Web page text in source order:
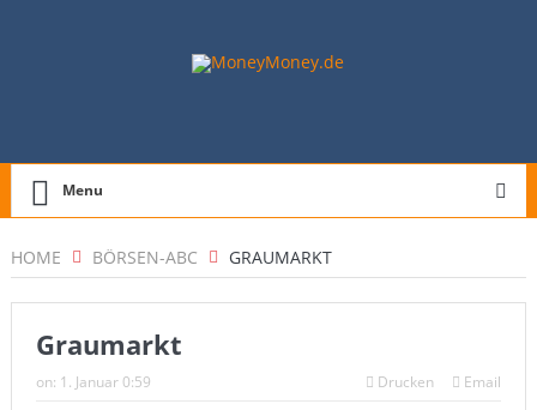
Menu
HOME BÖRSEN-ABC GRAUMARKT
Graumarkt
on: 1. Januar 0:59 Drucken Email